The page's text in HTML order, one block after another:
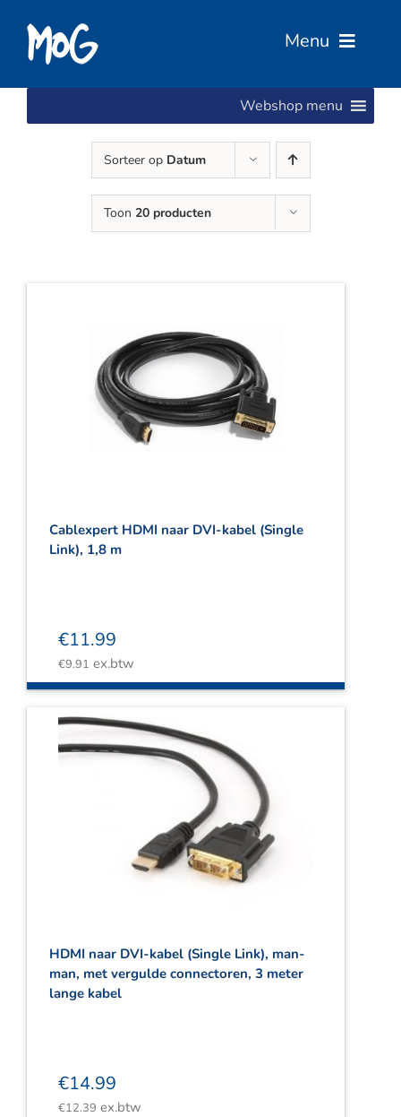
inhoud
Menu
Services
Winkelwagen
Webshop menu
Sorteer op Datum
Toon 20 producten
Cablexpert HDMI naar DVI-kabel (Single
Link), 1,8 m
€11.99
€9.91 ex.btw
HDMI naar DVI-kabel (Single Link), man-
man, met vergulde connectoren, 3 meter
lange kabel
€14.99
€12.39 ex.btw